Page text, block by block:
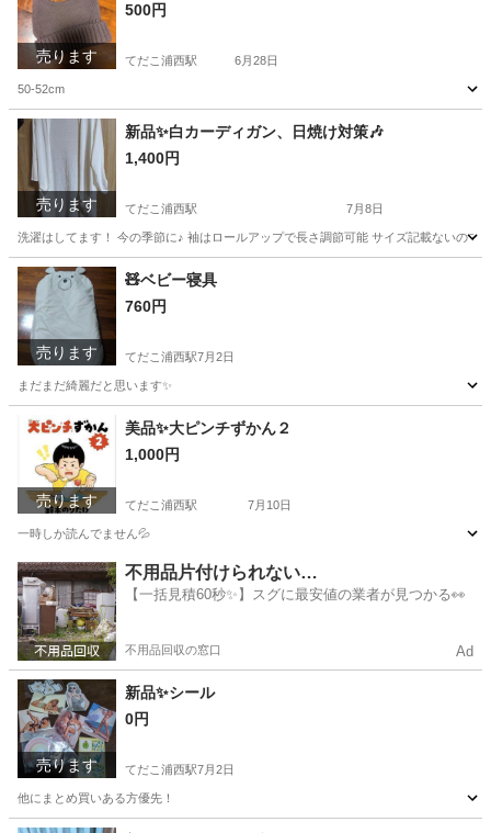
売ります
500円
てだこ浦西駅 6月28日
50-52cm
沖縄 うるま市 てだこ浦西駅 ベビー用品 ベビー
売ります
新品✨白カーディガン、日焼け対策🎶
1,400円
てだこ浦西駅 7月8日
洗濯はしてます！ 今の季節に♪ 袖はロールアップで長さ調節可能 サイズ記載ないので
沖縄 うるま市 てだこ浦西駅
売ります
🧸ベビー寝具
760円
てだこ浦西駅7月2日
まだまだ綺麗だと思います✨
沖縄 うるま市 てだこ浦西駅 ベビー用品
売ります
美品✨大ピンチずかん２
1,000円
てだこ浦西駅 7月10日
一時しか読んでません💦
沖縄 うるま市 てだこ浦西駅 絵本
不用品片付けられない…
【一括見積60秒✨】スグに最安値の業者が見つかる👀
不用品回収の窓口 Ad
売ります
新品✨️シール
0円
てだこ浦西駅7月2日
他にまとめ買いある方優先！